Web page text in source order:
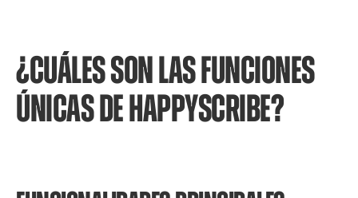
¿CUÁLES SON LAS FUNCIONES
ÚNICAS DE HAPPYSCRIBE?